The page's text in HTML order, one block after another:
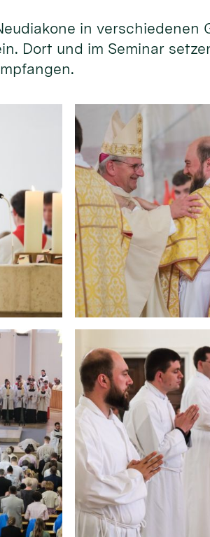
in verschiedenen
Dort und im Seminar